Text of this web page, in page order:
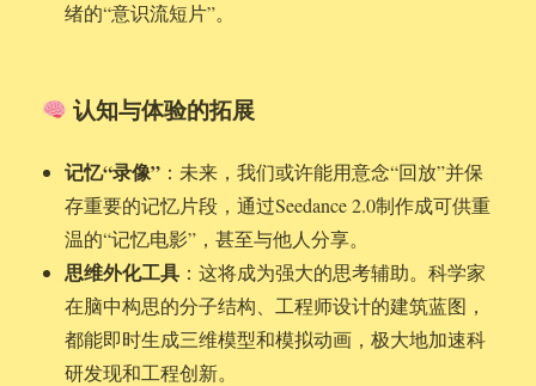
绪的“意识流短片”。
认知与体验的拓展
记忆“录像” ：未来，我们或许能用意念“回放”并保
存重要的记忆片段，通过Seedance 2.0制作成可供重
温的“记忆电影”，甚至与他人分享。
思维外化工具 ：这将成为强大的思考辅助。科学家
在脑中构思的分子结构、工程师设计的建筑蓝图，
都能即时生成三维模型和模拟动画，极大地加速科
研发现和工程创新。